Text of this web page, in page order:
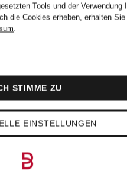
Beard
CLEAN
Tools und der Verwendung
die Cookies erheben, erhalten
.
EINSTELLUNGEN
STIMME ZU